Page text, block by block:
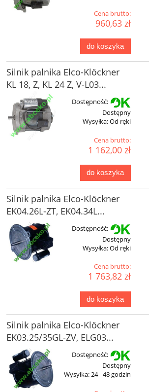
Cena brutto:
960,63 zł
do koszyka
Silnik palnika Elco-Klöckner
KL 18, Z, KL 24 Z, V-L03...
Dostępność:
Dostępny
Wysyłka:Od ręki
Cena brutto:
1 162,00 zł
do koszyka
Silnik palnika Elco-Klöckner
EK04.26L-ZT, EK04.34L...
Dostępność:
Dostępny
Wysyłka:Od ręki
Cena brutto:
1 763,82 zł
do koszyka
Silnik palnika Elco-Klöckner
EK03.25/35GL-ZV, ELG03...
Dostępność:
Dostępny
Wysyłka:24 - 48 godzin